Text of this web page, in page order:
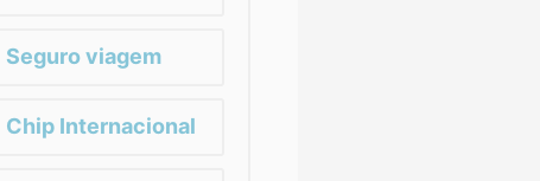
Seguro viagem
Chip Internacional